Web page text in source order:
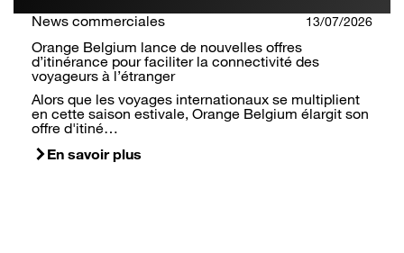
News commerciales 13/07/2026
Orange Belgium lance de nouvelles offres
d’itinérance pour faciliter la connectivité des
voyageurs à l’étranger
Alors que les voyages internationaux se multiplient
en cette saison estivale, Orange Belgium élargit son
offre d'itiné…
En savoir plus